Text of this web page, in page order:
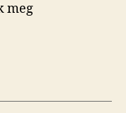
meg